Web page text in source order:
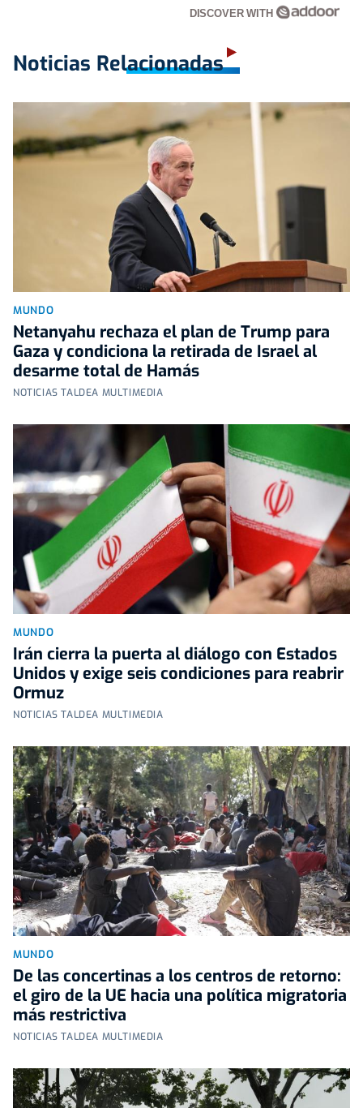
DISCOVER WITH
Noticias Relacionadas
MUNDO
Netanyahu rechaza el plan de Trump para
Gaza y condiciona la retirada de Israel al
desarme total de Hamás
NOTICIAS TALDEA MULTIMEDIA
MUNDO
Irán cierra la puerta al diálogo con Estados
Unidos y exige seis condiciones para reabrir
Ormuz
NOTICIAS TALDEA MULTIMEDIA
MUNDO
De las concertinas a los centros de retorno:
el giro de la UE hacia una política migratoria
más restrictiva
NOTICIAS TALDEA MULTIMEDIA